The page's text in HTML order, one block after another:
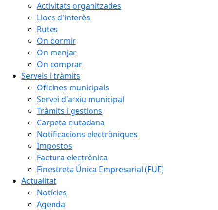
Activitats organitzades
Llocs d'interès
Rutes
On dormir
On menjar
On comprar
Serveis i tràmits
Oficines municipals
Servei d'arxiu municipal
Tràmits i gestions
Carpeta ciutadana
Notificacions electròniques
Impostos
Factura electrònica
Finestreta Única Empresarial (FUE)
Actualitat
Notícies
Agenda